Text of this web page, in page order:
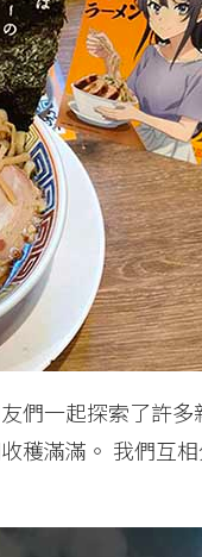
們一起探索了許
穫滿滿。 我們互